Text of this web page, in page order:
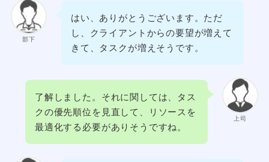
部下
はい、ありがとうございます。ただ
し、クライアントからの要望が増えて
きて、タスクが増えそうです。
上司
了解しました。それに関しては、タス
クの優先順位を見直して、リソースを
最適化する必要がありそうですね。